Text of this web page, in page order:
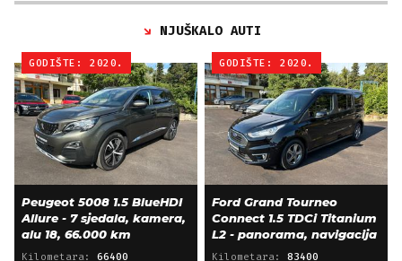
NJUŠKALO AUTI
GODIŠTE: 2020.
Peugeot 5008 1.5 BlueHDI
Allure - 7 sjedala, kamera,
alu 18, 66.000 km
Kilometara: 66400
GODIŠTE: 2020.
Ford Grand Tourneo
Connect 1.5 TDCi Titanium
L2 - panorama, navigacija
Kilometara: 83400